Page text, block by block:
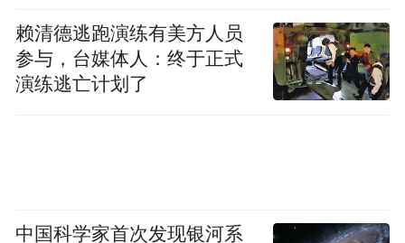
赖清德逃跑演练有美方人员
参与，台媒体人：终于正式
演练逃亡计划了
中国科学家首次发现银河系